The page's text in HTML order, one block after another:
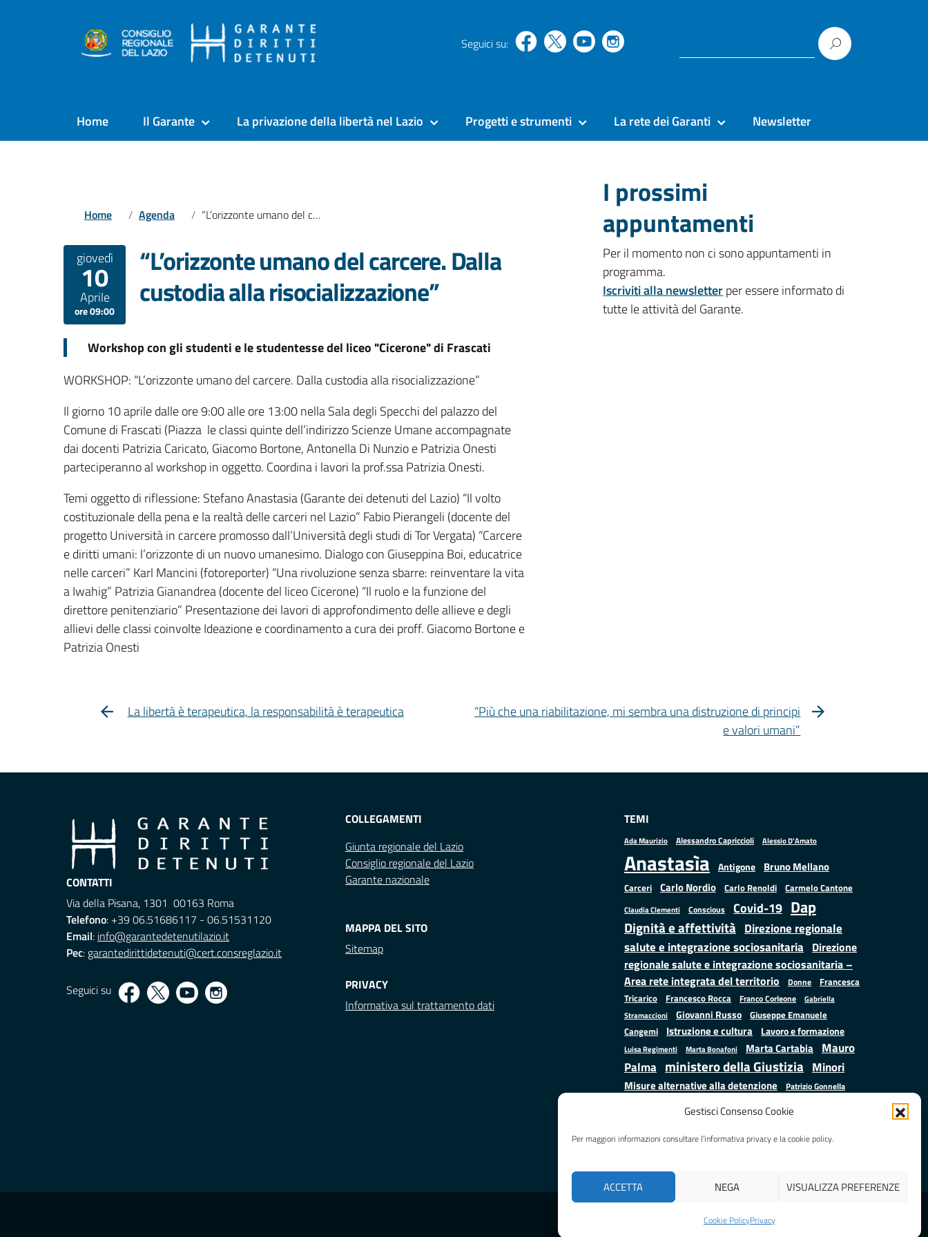
Gestisci Consenso Cookie
Per maggiori informazioni consultare l’informativa privacy e la cookie policy.
ACCETTA NEGA VISUALIZZA PREFERENZE
Cookie PolicyPrivacy
Seguici su:
Home Il Garante La privazione della libertà nel Lazio Progetti e strumenti La rete dei Garanti Newsletter
Home Agenda “L’orizzonte umano del carcere. Dalla custodia alla risocializzazione”
giovedì
10
Aprile
ore 09:00
“L’orizzonte umano del carcere. Dalla
custodia alla risocializzazione”
Workshop con gli studenti e le studentesse del liceo "Cicerone" di Frascati
WORKSHOP: “L’orizzonte umano del carcere. Dalla custodia alla risocializzazione”
Il giorno 10 aprile dalle ore 9:00 alle ore 13:00 nella Sala degli Specchi del palazzo del
Comune di Frascati (Piazza le classi quinte dell’indirizzo Scienze Umane accompagnate
dai docenti Patrizia Caricato, Giacomo Bortone, Antonella Di Nunzio e Patrizia Onesti
parteciperanno al workshop in oggetto. Coordina i lavori la prof.ssa Patrizia Onesti.
Temi oggetto di riflessione: Stefano Anastasia (Garante dei detenuti del Lazio) “Il volto
costituzionale della pena e la realtà delle carceri nel Lazio” Fabio Pierangeli (docente del
progetto Università in carcere promosso dall’Università degli studi di Tor Vergata) “Carcere
e diritti umani: l’orizzonte di un nuovo umanesimo. Dialogo con Giuseppina Boi, educatrice
nelle carceri” Karl Mancini (fotoreporter) “Una rivoluzione senza sbarre: reinventare la vita
a Iwahig” Patrizia Gianandrea (docente del liceo Cicerone) “Il ruolo e la funzione del
direttore penitenziario” Presentazione dei lavori di approfondimento delle allieve e degli
allievi delle classi coinvolte Ideazione e coordinamento a cura dei proff. Giacomo Bortone e
Patrizia Onesti
I prossimi
appuntamenti
Per il momento non ci sono appuntamenti in
programma.
Iscriviti alla newsletterper essere informato di
tutte le attività del Garante.
La libertà è terapeutica, la responsabilità è terapeutica
“Più che una riabilitazione, mi sembra una distruzione di principi
e valori umani”
CONTATTI
Via della Pisana, 1301 00163 Roma
Telefono: +39 06.51686117 - 06.51531120
Email: info@garantedetenutilazio.it
Pec: garantedirittidetenuti@cert.consreglazio.it
Seguici su
COLLEGAMENTI
Giunta regionale del Lazio
Consiglio regionale del Lazio
Garante nazionale
MAPPA DEL SITO
Sitemap
PRIVACY
Informativa sul trattamento dati
TEMI
Ada Maurizio Alessandro Capriccioli Alessio D'Amato
Anastasìa Antigone Bruno Mellano
Carceri Carlo Nordio Carlo Renoldi Carmelo Cantone
Claudia Clementi Conscious Covid-19 Dap
Dignità e affettività Direzione regionale
salute e integrazione sociosanitaria Direzione
regionale salute e integrazione sociosanitaria –
Area rete integrata del territorio
Donne
Francesca
Tricarico
Francesco Rocca Franco Corleone
Gabriella
Stramaccioni
Giovanni Russo Giuseppe Emanuele
Cangemi
Istruzione e cultura Lavoro e formazione
Luisa Regimenti Marta Bonafoni Marta Cartabia Mauro
Palma ministero della Giustizia Minori
Misure alternative alla detenzione Patrizio Gonnella
Samuele Ciambriello
Mattarella Situazione in numeri
Stefano
Realizzato da